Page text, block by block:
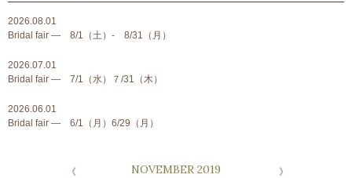
2026.08.01
Bridal fair ― 8/1（土）- 8/31（月）
2026.07.01
Bridal fair ― 7/1（水）７/31（木）
2026.06.01
Bridal fair ― 6/1（月）6/29（月）
NOVEMBER 2019